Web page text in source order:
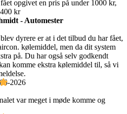
opgivet en pris på under 1000 kr,
kr
- Automester
dyrere er at i det tilbud du har fået,
kølemiddel, men da dit system
på. Du har også selv godkendt
komme ekstra kølemiddel til, så vi
2026
var meget i møde komme og